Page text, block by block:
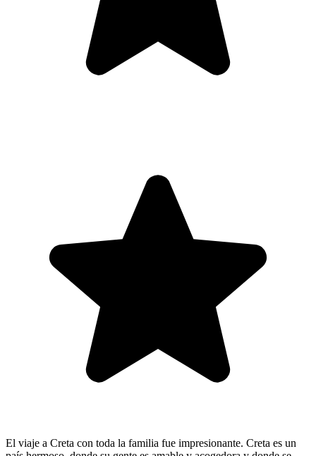
El viaje a Creta con toda la familia fue impresionante. Creta es un